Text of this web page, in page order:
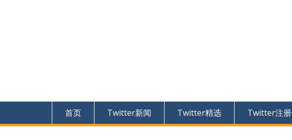
首页 Twitter新闻 Twitter精选 Twitter注册